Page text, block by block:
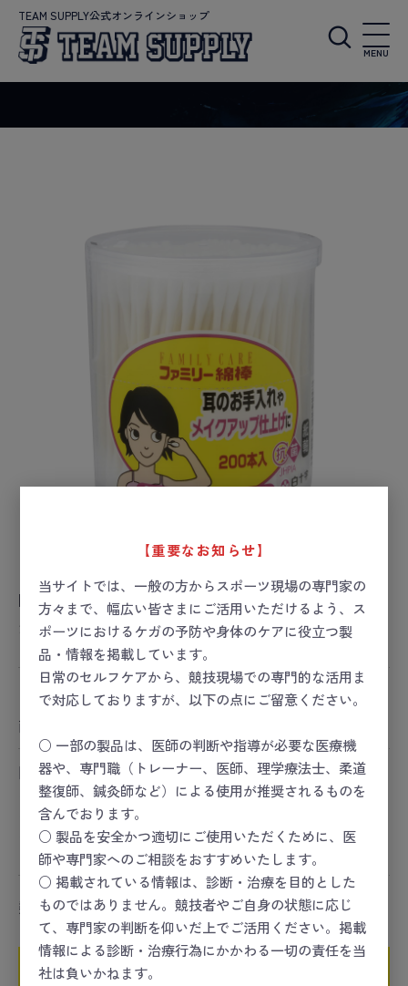
TEAM SUPPLY公式オンラインショップ
MENU
【重要なお知らせ】
当サイトでは、一般の方からスポーツ現場の専門家の
方々まで、幅広い皆さまにご活用いただけるよう、ス
ポーツにおけるケガの予防や身体のケアに役立つ製
品・情報を掲載しています。
日常のセルフケアから、競技現場での専門的な活用ま
で対応しておりますが、以下の点にご留意ください。
○ 一部の製品は、医師の判断や指導が必要な医療機
器や、専門職（トレーナー、医師、理学療法士、柔道
整復師、鍼灸師など）による使用が推奨されるものを
含んでおります。
○ 製品を安全かつ適切にご使用いただくために、医
師や専門家へのご相談をおすすめいたします。
○ 掲載されている情報は、診断・治療を目的とした
ものではありません。競技者やご自身の状態に応じ
て、専門家の判断を仰いだ上でご活用ください。掲載
情報による診断・治療行為にかかわる一切の責任を当
社は負いかねます。
FCファミリー綿棒 200本
お届け目安：1～2日後
ー 価格は会員のみ閲覧いただけます ー
商品コード：
関連カテゴリ
スポーツセーフティー
スポーツセーフティー
スポーツセーフティー＞スポーツセーフティーキット
創傷
数量